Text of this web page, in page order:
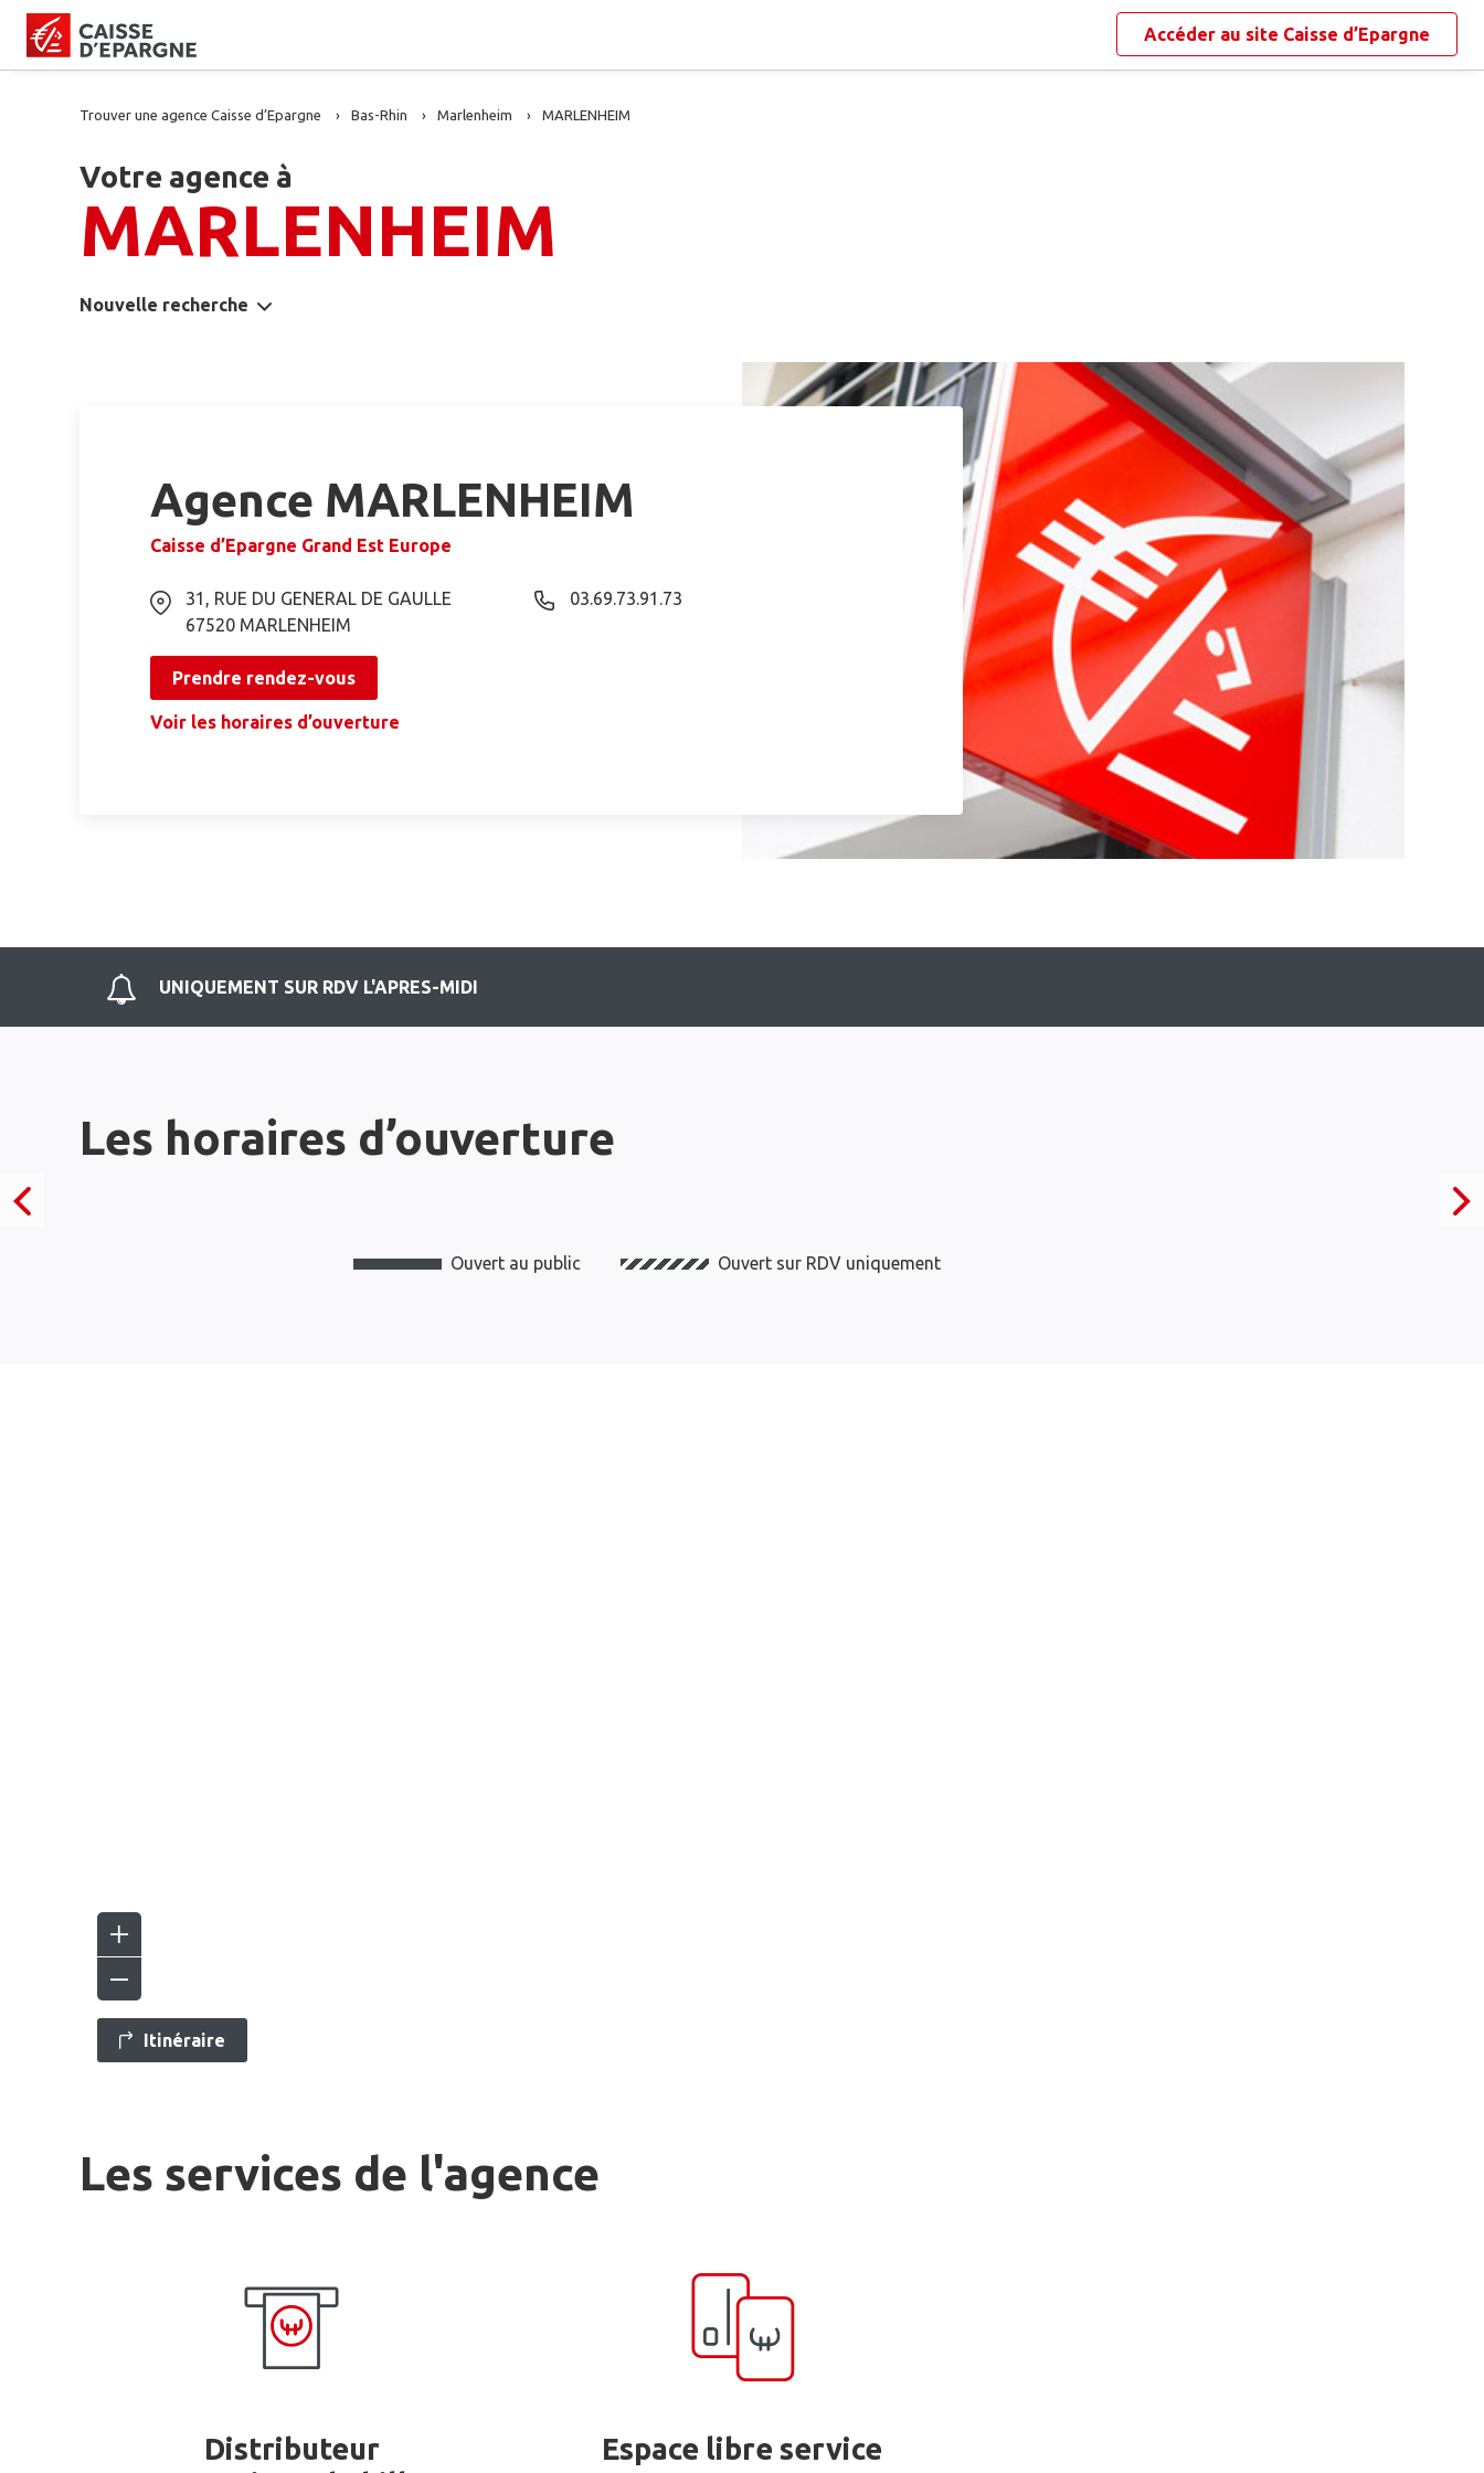
Accéder au site Caisse d’Epargne
Trouver une agence Caisse d’Epargne Bas-Rhin Marlenheim MARLENHEIM
Votre agence à
MARLENHEIM
Nouvelle recherche
Agence MARLENHEIM
Caisse d’Epargne Grand Est Europe
31, RUE DU GENERAL DE GAULLE
67520 MARLENHEIM
03.69.73.91.73
Prendre rendez-vous
Voir les horaires d’ouverture
UNIQUEMENT SUR RDV L'APRES-MIDI
Les horaires d’ouverture
Ouvert au public Ouvert sur RDV uniquement
Itinéraire
Les services de l'agence
Distributeur
Espace libre service